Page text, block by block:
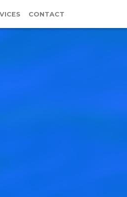
CONTACT